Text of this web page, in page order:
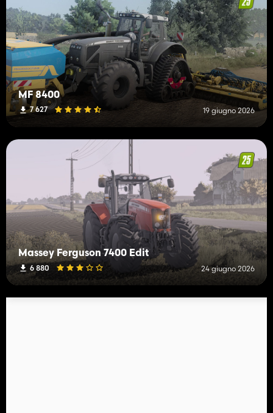
MF 8400
7 627 19 giugno 2026
Massey Ferguson 7400 Edit
6 880 24 giugno 2026